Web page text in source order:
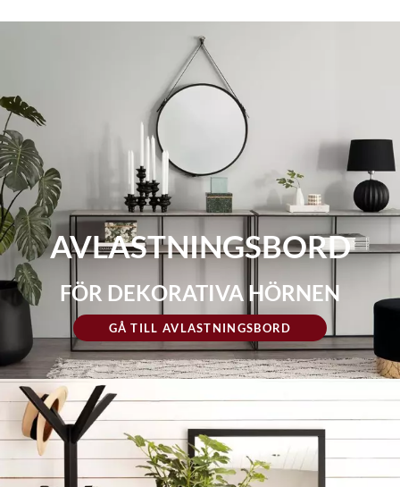
AVLASTNINGSBORD
FÖR DEKORATIVA HÖRNEN
GÅ TILL AVLASTNINGSBORD